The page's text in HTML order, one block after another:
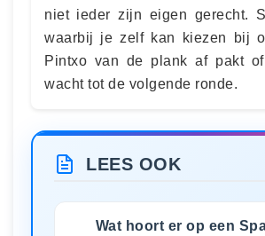
niet ieder zijn eigen gerecht.
waarbij je zelf kan kiezen bij
Pintxo van de plank af pakt
wacht tot de volgende ronde.
LEES OOK
Wat hoort er op een